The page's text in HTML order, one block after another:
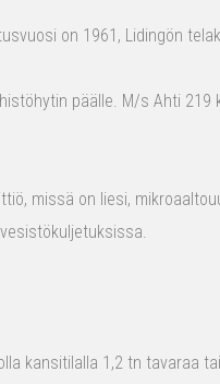
on 1961, Lidingön
päälle. M/s Ahti
missä on liesi,
kansitilalla 1,2 tn tavaraa